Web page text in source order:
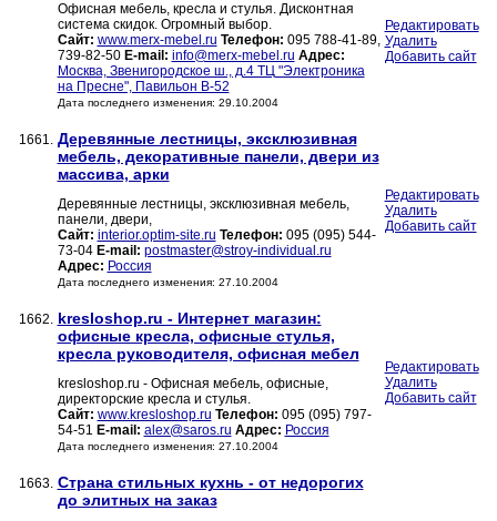
Офисная мебель, кресла и стулья. Дисконтная
система скидок. Огромный выбор.
Сайт: www.merx-mebel.ru Телефон: 095 788-41-89,
739-82-50 E-mail: info@merx-mebel.ru Адрес:
Москва, Звенигородское ш., д.4 ТЦ "Электроника
на Пресне", Павильон В-52
Дата последнего изменения: 29.10.2004
Редактировать
Удалить
Добавить сайт
1661. Деревянные лестницы, эксклюзивная
мебель, декоративные панели, двери из
массива, арки
Деревянные лестницы, эксклюзивная мебель,
панели, двери,
Сайт: interior.optim-site.ru Телефон: 095 (095) 544-
73-04 E-mail: postmaster@stroy-individual.ru
Адрес: Россия
Дата последнего изменения: 27.10.2004
Редактировать
Удалить
Добавить сайт
1662. kresloshop.ru - Интернет магазин:
офисные кресла, офисные стулья,
кресла руководителя, офисная мебел
kresloshop.ru - Офисная мебель, офисные,
директорские кресла и стулья.
Сайт: www.kresloshop.ru Телефон: 095 (095) 797-
54-51 E-mail: alex@saros.ru Адрес: Россия
Дата последнего изменения: 27.10.2004
Редактировать
Удалить
Добавить сайт
1663. Страна стильных кухнь - от недорогих
до элитных на заказ